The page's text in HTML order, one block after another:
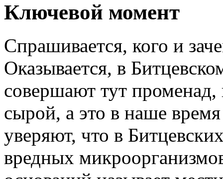
Ключевой момент
Спрашивается, кого и
Оказывается, в
совершают тут
сырой, а это в наше
уверяют, что в
вредных